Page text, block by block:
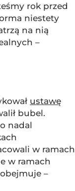
rok przed
niestety
na nią
–
ustawę
bubel.
nadal
w ramach
w ramach
–